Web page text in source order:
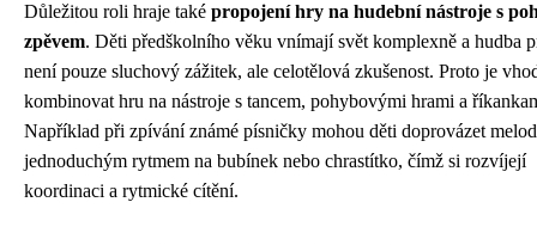
Důležitou roli hraje také propojení hry na hudební nástroje s
zpěvem. Děti předškolního věku vnímají svět komplexně a hudba
není pouze sluchový zážitek, ale celotělová zkušenost. Proto je
kombinovat hru na nástroje s tancem, pohybovými hrami a
Například při zpívání známé písničky mohou děti doprovázet
jednoduchým rytmem na bubínek nebo chrastítko, čímž si rozvíjejí
koordinaci a rytmické cítění.